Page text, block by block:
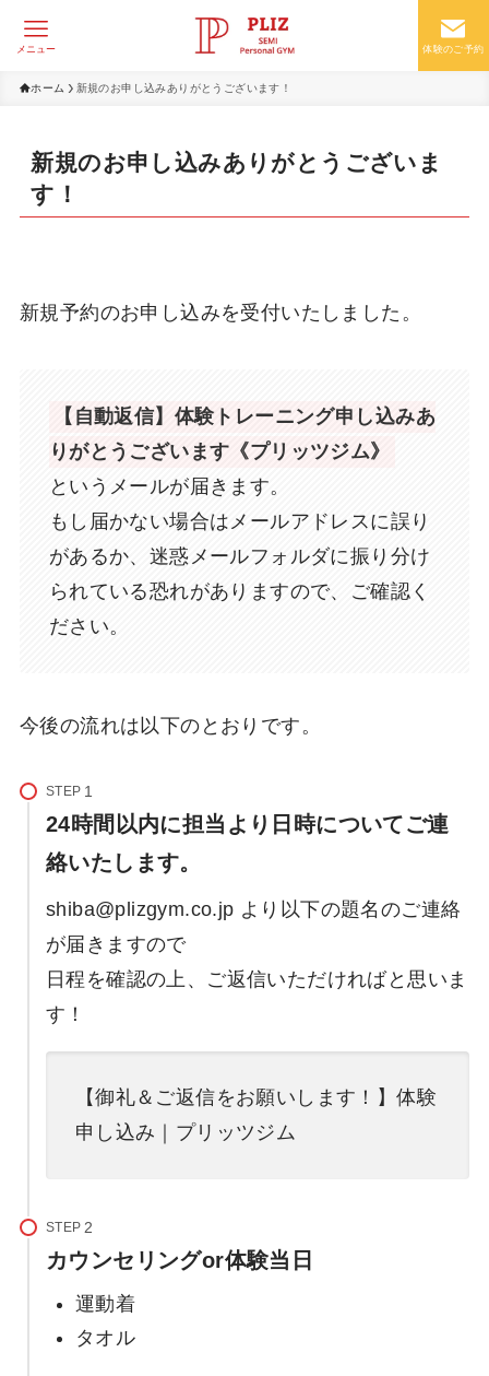
体験のご予約
メニュー
ホーム 新規のお申し込みありがとうございます！
新規のお申し込みありがとうございま
す！
新規予約のお申し込みを受付いたしました。
【自動返信】体験トレーニング申し込みあ
りがとうございます《プリッツジム》
というメールが届きます。
もし届かない場合はメールアドレスに誤り
があるか、迷惑メールフォルダに振り分け
られている恐れがありますので、ご確認く
ださい。
今後の流れは以下のとおりです。
STEP
24時間以内に担当より日時についてご連
絡いたします。
shiba@plizgym.co.jp より 以下の題名のご連絡
が届きますので
日程を確認の上、ご返信いただければと思いま
す！
【御礼＆ご返信をお願いします！】体験
申し込み｜プリッツジム
STEP
カウンセリングor体験当日
運動着
タオル